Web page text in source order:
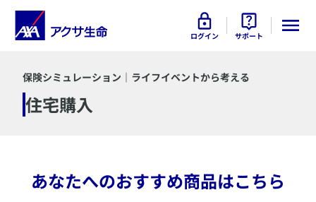
ログイン サポート
保険シミュレーション｜ライフイベントから考える
住宅購入
​あなたへのおすすめ商品はこちら